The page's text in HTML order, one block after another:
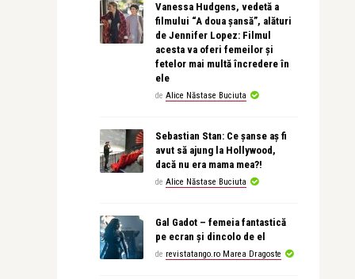
Vanessa Hudgens, vedetă a
filmului “A doua șansă”, alături
de Jennifer Lopez: Filmul
acesta va oferi femeilor și
fetelor mai multă încredere în
ele
de Alice Năstase Buciuta
Sebastian Stan: Ce șanse aș fi
avut să ajung la Hollywood,
dacă nu era mama mea?!
de Alice Năstase Buciuta
Gal Gadot – femeia fantastică
pe ecran și dincolo de el
de revistatango.ro Marea Dragoste